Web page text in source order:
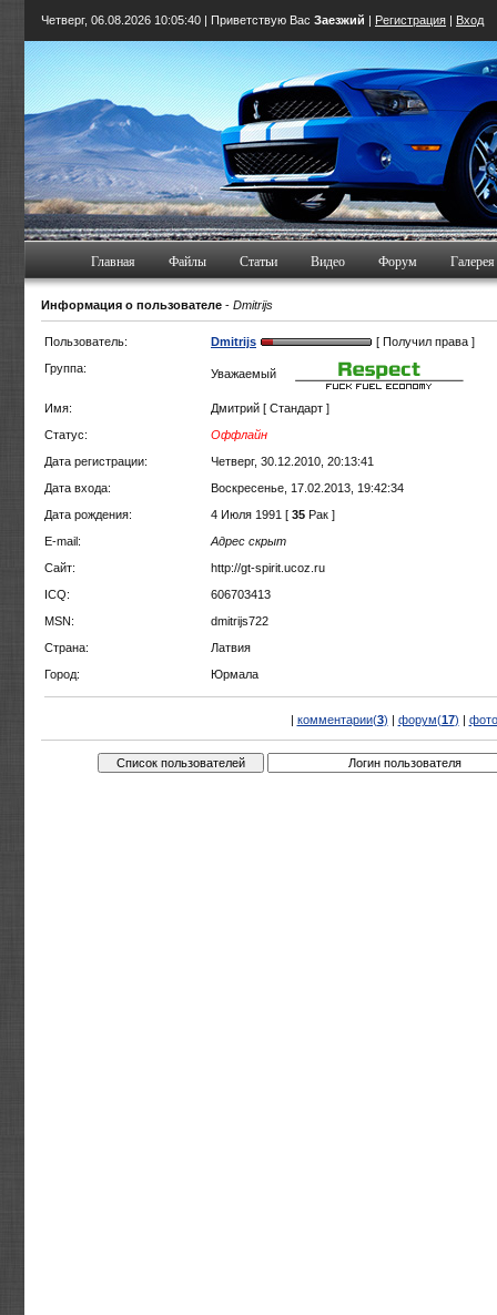
Четверг, 06.08.2026 10:05:40 | Приветствую Вас Заезжий | Регистрация | Вход
Главная Файлы Статьи Видео Форум Галерея
Информация о пользователе - Dmitrijs
Пользователь: Dmitrijs
[ Получил права ]
Группа:
Уважаемый
Имя:
Дмитрий [ Стандарт ]
Статус:
Оффлайн
Дата регистрации:
Четверг, 30.12.2010, 20:13:41
Дата входа:
Воскресенье, 17.02.2013, 19:42:34
Дата рождения:
4 Июля 1991 [ 35 Рак ]
E-mail:
Адрес скрыт
Сайт:
http://gt-spirit.ucoz.ru
ICQ:
606703413
MSN:
dmitrijs722
Страна:
Латвия
Город:
Юрмала
комментарии(3) форум(17)